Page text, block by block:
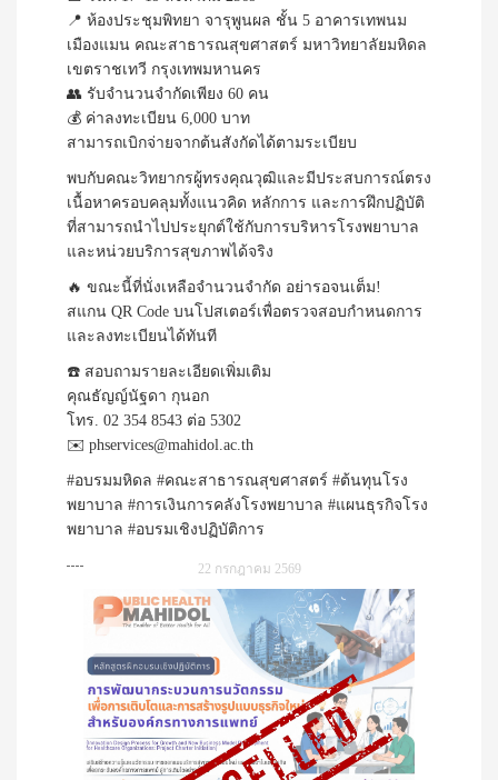
📍 ห้องประชุมพิทยา จารุพูนผล ชั้น 5 อาคารเทพนม
เมืองแมน คณะสาธารณสุขศาสตร์ มหาวิทยาลัยมหิดล
เขตราชเทวี กรุงเทพมหานคร
👥 รับจำนวนจำกัดเพียง 60 คน
💰 ค่าลงทะเบียน 6,000 บาท
สามารถเบิกจ่ายจากต้นสังกัดได้ตามระเบียบ
พบกับคณะวิทยากรผู้ทรงคุณวุฒิและมีประสบการณ์ตรง
เนื้อหาครอบคลุมทั้งแนวคิด หลักการ และการฝึกปฏิบัติ
ที่สามารถนำไปประยุกต์ใช้กับการบริหารโรงพยาบาล
และหน่วยบริการสุขภาพได้จริง
🔥 ขณะนี้ที่นั่งเหลือจำนวนจำกัด อย่ารอจนเต็ม!
สแกน QR Code บนโปสเตอร์เพื่อตรวจสอบกำหนดการ
และลงทะเบียนได้ทันที
☎️ สอบถามรายละเอียดเพิ่มเติม
คุณธัญญ์นัฐดา กุนอก
โทร. 02 354 8543 ต่อ 5302
✉️ phservices@mahidol.ac.th
#อบรมมหิดล #คณะสาธารณสุขศาสตร์ #ต้นทุนโรง
พยาบาล #การเงินการคลังโรงพยาบาล #แผนธุรกิจโรง
พยาบาล #อบรมเชิงปฏิบัติการ
22 กรกฎาคม 2569